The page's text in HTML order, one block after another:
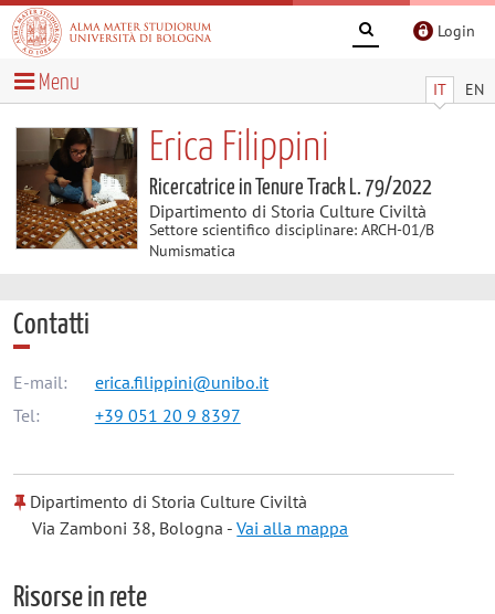
Login
IT EN
Menu
Erica Filippini
Ricercatrice in Tenure Track L. 79/2022
Dipartimento di Storia Culture Civiltà
Settore scientifico disciplinare: ARCH-01/B
Numismatica
Contatti
E-mail:
erica.filippini@unibo.it
Tel:
+39 051 20 9 8397
Dipartimento di Storia Culture Civiltà
Via Zamboni 38, Bologna -Vai alla mappa
Risorse in rete